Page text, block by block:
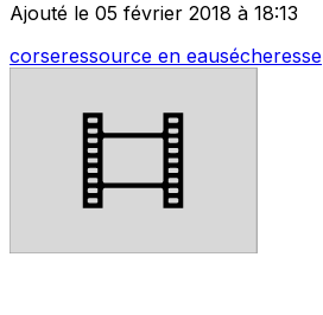
Ajouté le 05 février 2018 à 18:13
corseressource en eausécheresse